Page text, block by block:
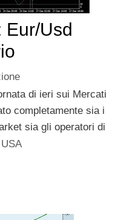
Eur/Usd
di ieri sui Mercati
completamente sia i
sia gli operatori di